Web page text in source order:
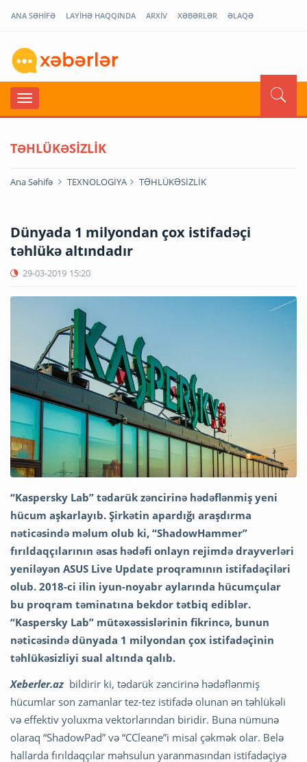
ANA SƏHİFƏ LAYİHƏ HAQQINDA ARXİV XƏBƏRLƏR ƏLAQƏ
TƏHLÜKƏSİZLİK
Ana Səhifə TEXNOLOGİYA TƏHLÜKƏSİZLİK
Dünyada 1 milyondan çox istifadəçi
təhlükə altındadır
29-03-2019 15:20
“Kaspersky Lab” tədarük zəncirinə hədəflənmiş yeni
hücum aşkarlayıb. Şirkətin apardığı araşdırma
nəticəsində məlum olub ki, “ShadowHammer”
fırıldaqçılarının əsas hədəfi onlayn rejimdə drayverləri
yeniləyən ASUS Live Update proqramının istifadəçiləri
olub. 2018-ci ilin iyun-noyabr aylarında hücumçular
bu proqram təminatına bekdor tətbiq ediblər.
“Kaspersky Lab” mütəxəssislərinin fikrincə, bunun
nəticəsində dünyada 1 milyondan çox istifadəçinin
təhlükəsizliyi sual altında qalıb.
Xeberler.az bildirir ki, tədarük zəncirinə hədəflənmiş
hücumlar son zamanlar tez-tez istifadə olunan ən təhlükəli
və effektiv yoluxma vektorlarından biridir. Buna nümunə
olaraq “ShadowPad” və “CCleane”i misal çəkmək olar. Belə
hallarda fırıldaqçılar məhsulun yaranmasından istifadəçiyə